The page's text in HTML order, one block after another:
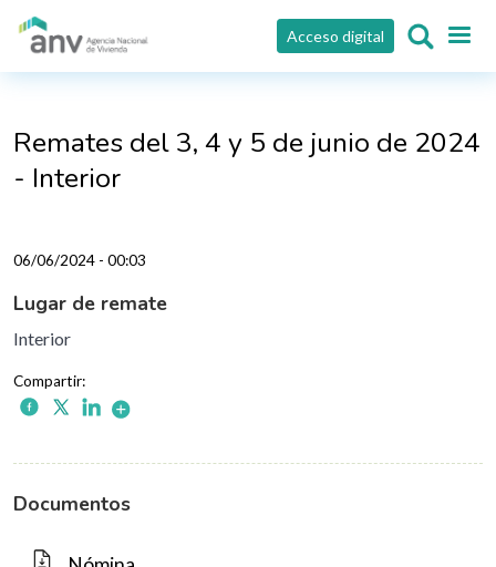
Pasar al contenido principal
Acceso digital
Remates del 3, 4 y 5 de junio de 2024
- Interior
06/06/2024 - 00:03
Lugar de remate
Interior
Documentos